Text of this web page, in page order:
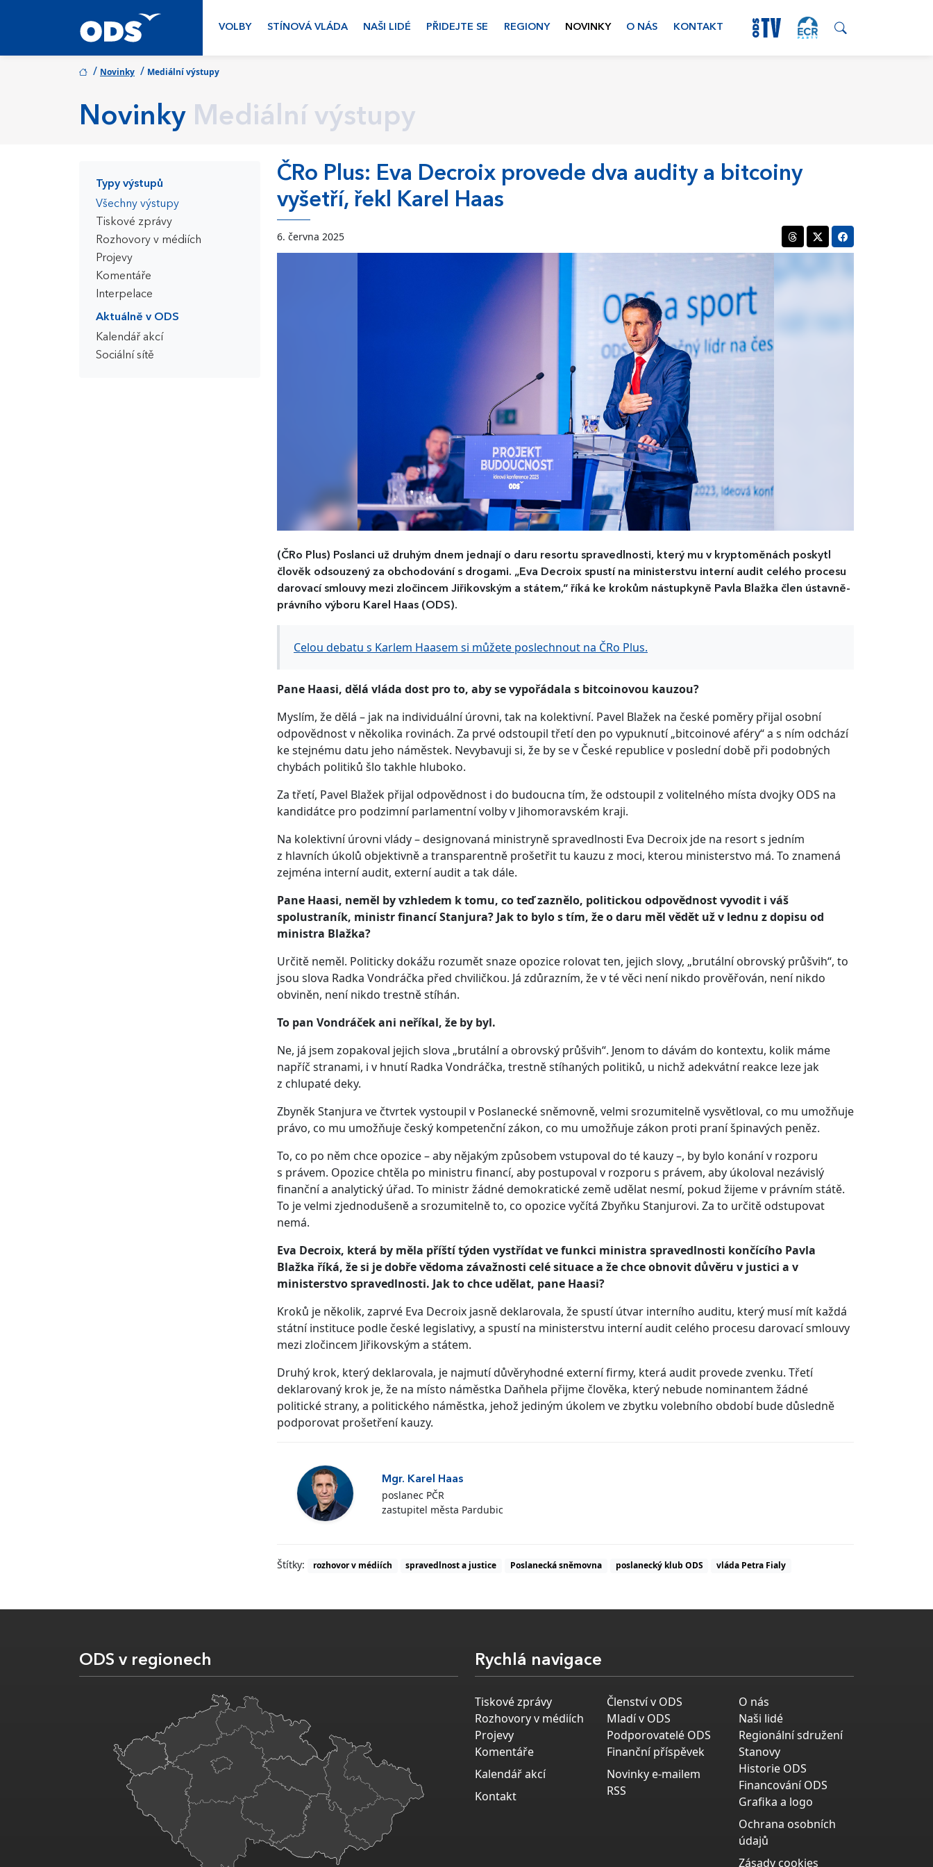
VOLBY STÍNOVÁ VLÁDA NAŠI LIDÉ PŘIDEJTE SE REGIONY NOVINKY O NÁS KONTAKT
/ Novinky / Mediální výstupy
Novinky Mediální výstupy
Typy výstupů
Všechny výstupy
Tiskové zprávy
Rozhovory v médiích
Projevy
Komentáře
Interpelace
Aktuálně v ODS
Kalendář akcí
Sociální sítě
ČRo Plus: Eva Decroix provede dva audity a bitcoiny
vyšetří, řekl Karel Haas
6. června 2025
(ČRo Plus) Poslanci už druhým dnem jednají o daru resortu spravedlnosti, který mu v kryptoměnách poskytl
člověk odsouzený za obchodování s drogami. „Eva Decroix spustí na ministerstvu interní audit celého procesu
darovací smlouvy mezi zločincem Jiřikovským a státem,“ říká ke krokům nástupkyně Pavla Blažka člen ústavně-
právního výboru Karel Haas (ODS).
Celou debatu s Karlem Haasem si můžete poslechnout na ČRo Plus.
Pane Haasi, dělá vláda dost pro to, aby se vypořádala s bitcoinovou kauzou?
Myslím, že dělá – jak na individuální úrovni, tak na kolektivní. Pavel Blažek na české poměry přijal osobní
odpovědnost v několika rovinách. Za prvé odstoupil třetí den po vypuknutí „bitcoinové aféry“ a s ním odchází
ke stejnému datu jeho náměstek. Nevybavuji si, že by se v České republice v poslední době při podobných
chybách politiků šlo takhle hluboko.
Za třetí, Pavel Blažek přijal odpovědnost i do budoucna tím, že odstoupil z volitelného místa dvojky ODS na
kandidátce pro podzimní parlamentní volby v Jihomoravském kraji.
Na kolektivní úrovni vlády – designovaná ministryně spravedlnosti Eva Decroix jde na resort s jedním
z hlavních úkolů objektivně a transparentně prošetřit tu kauzu z moci, kterou ministerstvo má. To znamená
zejména interní audit, externí audit a tak dále.
Pane Haasi, neměl by vzhledem k tomu, co teď zaznělo, politickou odpovědnost vyvodit i váš
spolustraník, ministr financí Stanjura? Jak to bylo s tím, že o daru měl vědět už v lednu z dopisu od
ministra Blažka?
Určitě neměl. Politicky dokážu rozumět snaze opozice rolovat ten, jejich slovy, „brutální obrovský průšvih“, to
jsou slova Radka Vondráčka před chviličkou. Já zdůrazním, že v té věci není nikdo prověřován, není nikdo
obviněn, není nikdo trestně stíhán.
To pan Vondráček ani neříkal, že by byl.
Ne, já jsem zopakoval jejich slova „brutální a obrovský průšvih“. Jenom to dávám do kontextu, kolik máme
napříč stranami, i v hnutí Radka Vondráčka, trestně stíhaných politiků, u nichž adekvátní reakce leze jak
z chlupaté deky.
Zbyněk Stanjura ve čtvrtek vystoupil v Poslanecké sněmovně, velmi srozumitelně vysvětloval, co mu umožňuje
právo, co mu umožňuje český kompetenční zákon, co mu umožňuje zákon proti praní špinavých peněz.
To, co po něm chce opozice – aby nějakým způsobem vstupoval do té kauzy –, by bylo konání v rozporu
s právem. Opozice chtěla po ministru financí, aby postupoval v rozporu s právem, aby úkoloval nezávislý
finanční a analytický úřad. To ministr žádné demokratické země udělat nesmí, pokud žijeme v právním státě.
To je velmi zjednodušeně a srozumitelně to, co opozice vyčítá Zbyňku Stanjurovi. Za to určitě odstupovat
nemá.
Eva Decroix, která by měla příští týden vystřídat ve funkci ministra spravedlnosti končícího Pavla
Blažka říká, že si je dobře vědoma závažnosti celé situace a že chce obnovit důvěru v justici a v
ministerstvo spravedlnosti. Jak to chce udělat, pane Haasi?
Kroků je několik, zaprvé Eva Decroix jasně deklarovala, že spustí útvar interního auditu, který musí mít každá
státní instituce podle české legislativy, a spustí na ministerstvu interní audit celého procesu darovací smlouvy
mezi zločincem Jiřikovským a státem.
Druhý krok, který deklarovala, je najmutí důvěryhodné externí firmy, která audit provede zvenku. Třetí
deklarovaný krok je, že na místo náměstka Daňhela přijme člověka, který nebude nominantem žádné
politické strany, a politického náměstka, jehož jediným úkolem ve zbytku volebního období bude důsledně
podporovat prošetření kauzy.
Mgr. Karel Haas
poslanec PČR
zastupitel města Pardubic
Štítky: rozhovor v médiích spravedlnost a justice Poslanecká sněmovna poslanecký klub ODS vláda Petra Fialy
ODS v regionech Rychlá navigace
Tiskové zprávy
Rozhovory v médiích
Projevy
Komentáře
Kalendář akcí
Kontakt
Členství v ODS
Mladí v ODS
Podporovatelé ODS
Finanční příspěvek
Novinky e-mailem
RSS
O nás
Naši lidé
Regionální sdružení
Stanovy
Historie ODS
Financování ODS
Grafika a logo
Ochrana osobních
údajů
Zásady cookies